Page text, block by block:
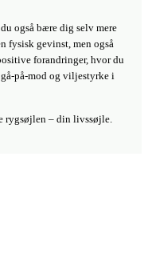
også bære dig selv mere
fysisk gevinst, men også
forandringer, hvor du
på-mod og viljestyrke i
rygsøjlen – din livssøjle.